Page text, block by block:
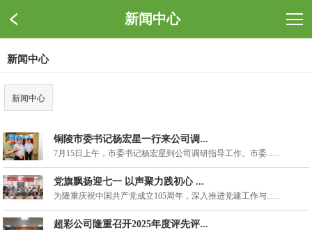
新闻中心
新闻中心
新闻中心
铜陵市委书记杨宏星一行来公司调...
7月15日上午，市委书记杨宏星到公司调研指导工作。市委......
党旗飘扬迎七一 以声聚力践初心 ...
为隆重庆祝中国共产党成立105周年，深入推进党建工作与......
超彩公司隆重召开2025年度评先评...